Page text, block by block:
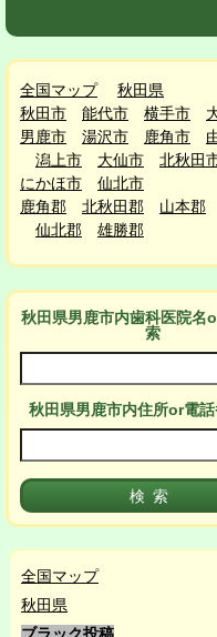
全国マップ
秋田県
秋田市
能代市 横手市
男鹿市
湯沢市 鹿角市
潟上市
大仙市
北秋田
にかほ市
仙北市
鹿角郡
北秋田郡 山本郡
仙北郡
雄勝郡
秋田県男鹿市内歯科医院名
索
秋田県男鹿市内住所or電
全国マップ
秋田県